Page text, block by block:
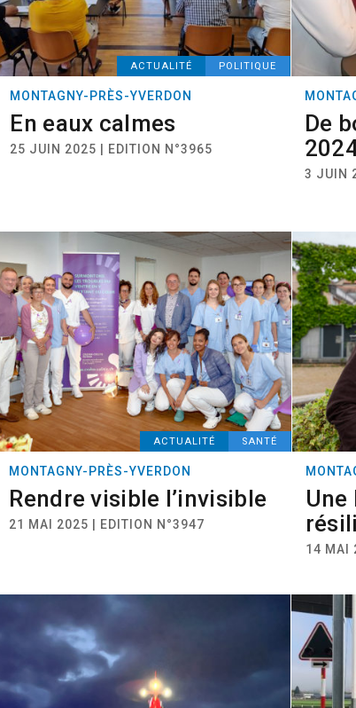
ACTUALITÉ POLITIQUE
MONTAGNY-PRÈS-YVERDON
En eaux calmes
25 JUIN 2025 | EDITION N°3965
De
3 JUIN
ACTUALITÉ SANTÉ
MONTAGNY-PRÈS-YVERDON
Rendre visible l’invisible
21 MAI 2025 | EDITION N°3947
14 MAI